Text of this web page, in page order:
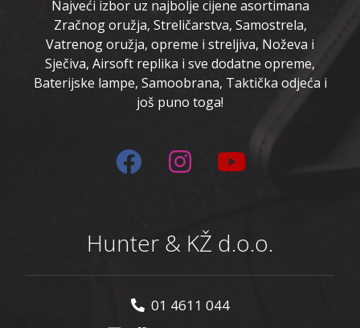
Najveći izbor uz najbolje cijene asortimana
Zračnog oružja, Streličarstva, Samostrela,
Vatrenog oružja, opreme i streljiva, Noževa i
Sječiva, Airsoft replika i sve dodatne opreme,
Baterijske lampe, Samoobrana, Taktička odjeća i
još puno toga!
Hunter & KŽ d.o.o.
01 4611 044